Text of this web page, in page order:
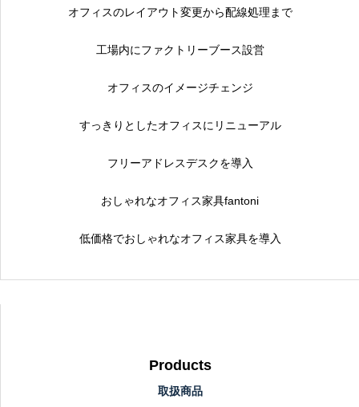
オフィスのレイアウト変更から配線処理まで
工場内にファクトリーブース設営
オフィスのイメージチェンジ
すっきりとしたオフィスにリニューアル
フリーアドレスデスクを導入
おしゃれなオフィス家具fantoni
低価格でおしゃれなオフィス家具を導入
Products
取扱商品